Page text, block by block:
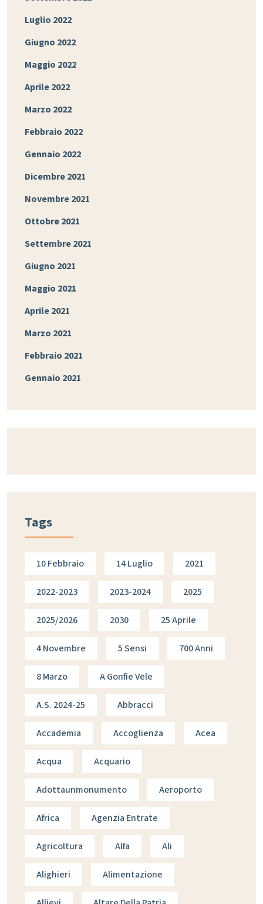
Luglio 2022
Giugno 2022
Maggio 2022
Aprile 2022
Marzo 2022
Febbraio 2022
Gennaio 2022
Dicembre 2021
Novembre 2021
Ottobre 2021
Settembre 2021
Giugno 2021
Maggio 2021
Aprile 2021
Marzo 2021
Febbraio 2021
Gennaio 2021
Tags
10 Febbraio 14 Luglio 2021
2022-2023 2023-2024 2025
2025/2026 2030 25 Aprile
4 Novembre 5 Sensi 700 Anni
8 Marzo A Gonfie Vele
A.s. 2024-25 Abbracci
Accademia Accoglienza Acea
Acqua Acquario
Adottaunmonumento Aeroporto
Africa Agenzia Entrate
Agricoltura Alfa Ali
Alighieri Alimentazione